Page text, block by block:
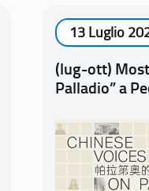
13 Luglio
(lug-ott)
Palladio” a